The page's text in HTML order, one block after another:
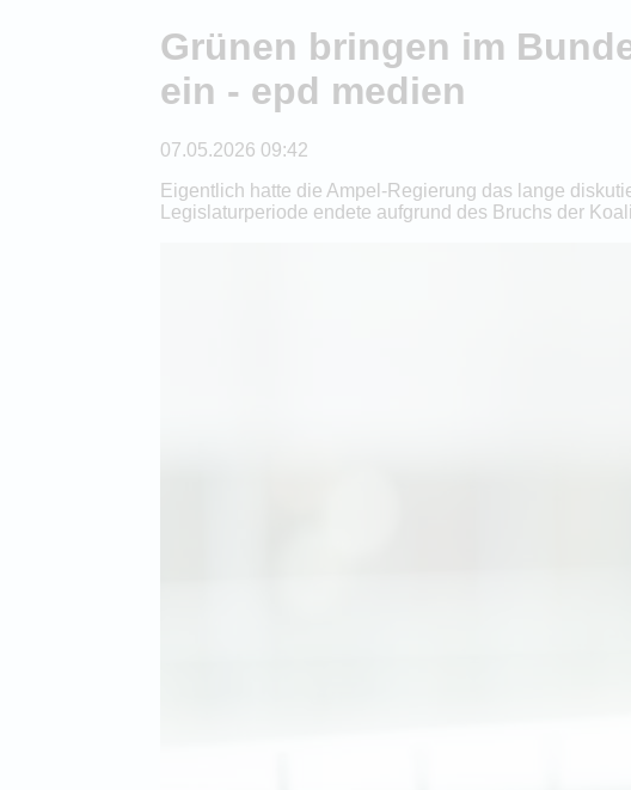
Grünen bringen im
ein - epd medien
07.05.2026 09:42
Eigentlich hatte die Ampel-Regierung das lange
Legislaturperiode endete aufgrund des Bruchs der